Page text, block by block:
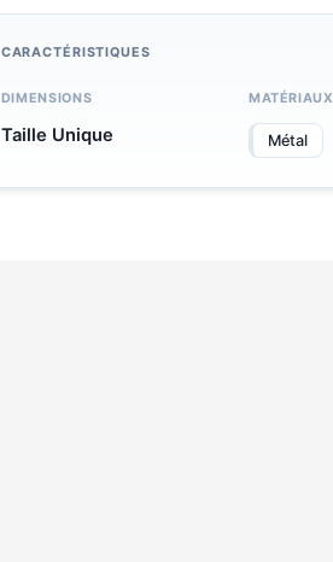
CARACTÉRISTIQUES
DIMENSIONS
Taille Unique
MATÉRIAUX
Métal